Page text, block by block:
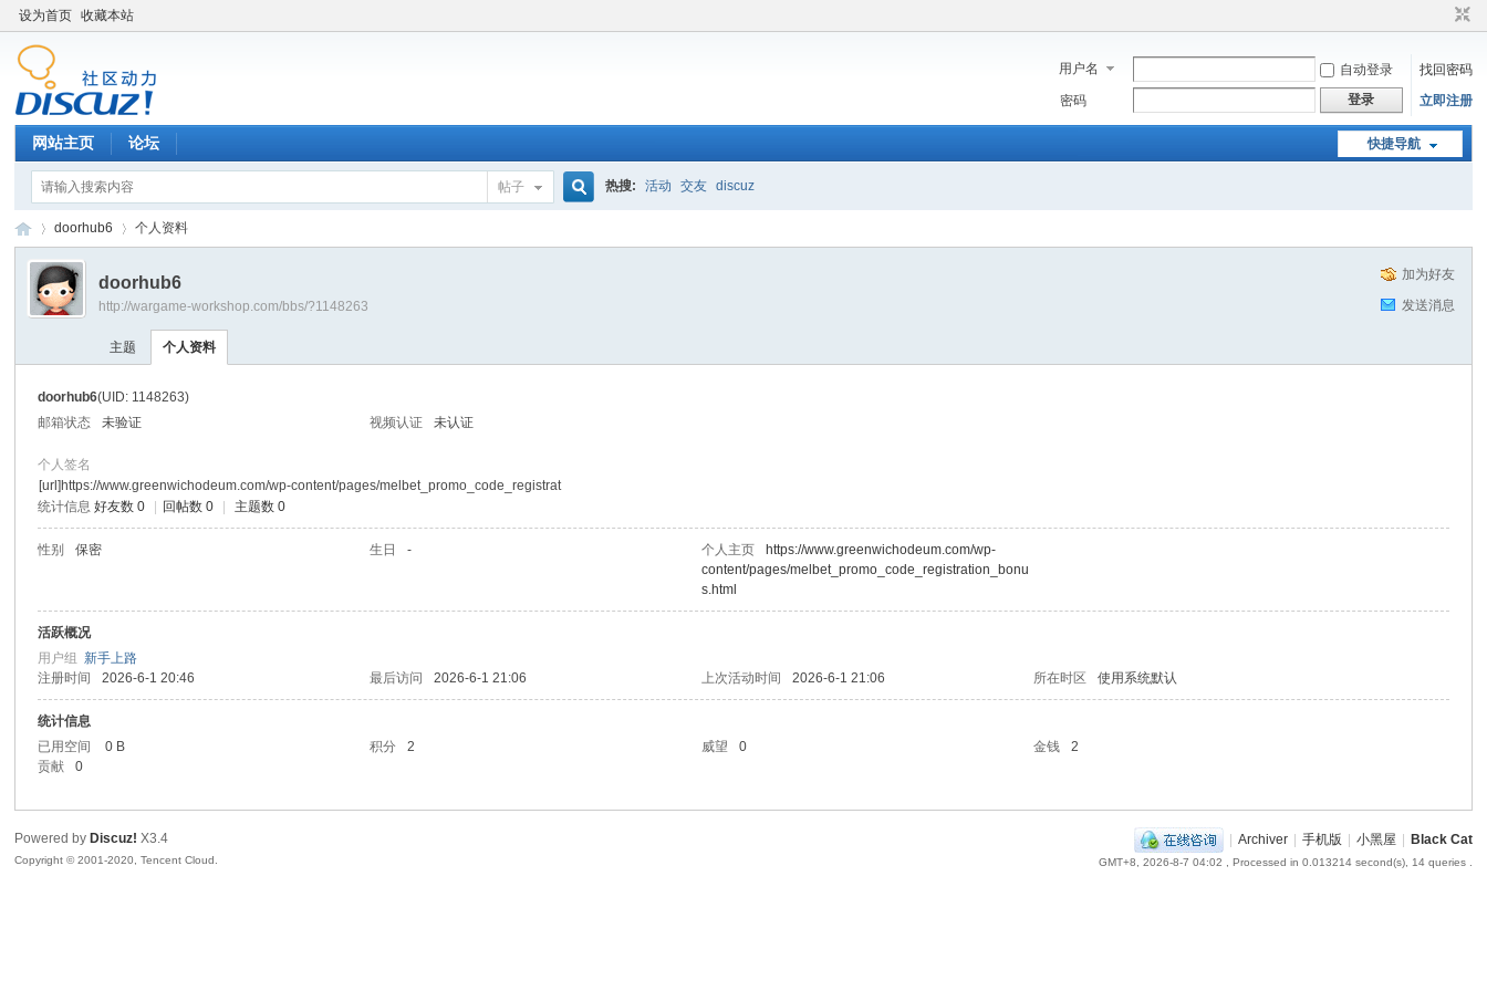
设为首页 收藏本站
用户名 自动登录
找回密码
密码
登录 立即注册
快捷导航
网站主页 论坛
帖子 热搜: 活动 交友 discuz
›
doorhub6 个人资料
加为好友
发送消息
doorhub6
http://wargame-workshop.com/bbs/?1148263
主题 个人资料
doorhub6(UID: 1148263)
邮箱状态
未验证 视频认证 未认证
个人签名
[url]https://www.greenwichodeum.com/wp-content/pages/melbet_promo_code_registrat
统计信息 好友数 0 回帖数 0 主题数 0
性别 保密 生日 - 个人主页
https://www.greenwichodeum.com/wp-
content/pages/melbet_promo_code_registration_bonu
s.html
活跃概况
用户组新手上路
注册时间
2026-6-1 20:46 最后访问 2026-6-1 21:06 上次活动时间 2026-6-1 21:06 所在时区 使用系统默认
统计信息
已用空间
0 B 积分 2 威望 0 金钱
2
贡献
0
| Archiver | 手机版 | 小黑屋 | Black Cat
GMT+8, 2026-8-7 04:02 , Processed in 0.013214 second(s), 14 queries .
Powered by Discuz! X3.4
Copyright © 2001-2020, Tencent Cloud.